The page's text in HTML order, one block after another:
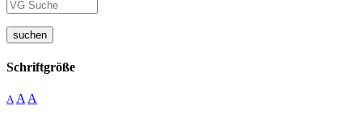
suchen
Schriftgröße
A A A